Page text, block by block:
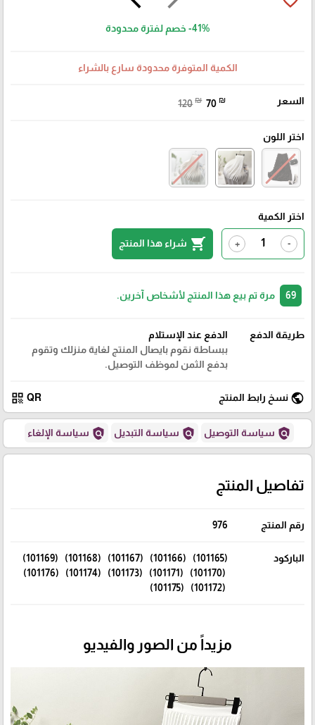
-41% خصم لفترة محدودة
الكمية المتوفرة محدودة سارع بالشراء
السعر 120 ₪ 70 ₪
اختر اللون
اختر الكمية
-
+
shopping_cart شراء هذا المنتج
مرة تم بيع هذا المنتج لأشخاص آخرين.
طريقة الدفع
الدفع عند الإستلام
ببساطة نقوم بايصال المنتج لغاية منزلك وتقوم
بدفع الثمن لموظف التوصيل.
public نسخ رابط المنتج QR
qr_code
policy سياسة التوصيل policy سياسة التبديل policy سياسة الإلغاء
تفاصيل المنتج
رقم المنتج 976
الباركود
(101165) (101166) (101167) (101168) (101169)
(101170) (101171) (101173) (101174) (101176)
(101172) (101175)
مزيداً من الصور والفيديو